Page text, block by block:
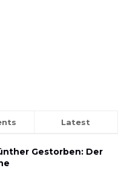
Latest
Gestorben: Der